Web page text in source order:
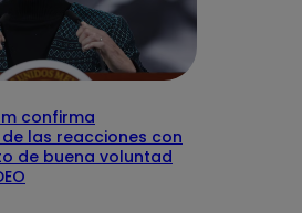
confirma
las reacciones con
de buena voluntad